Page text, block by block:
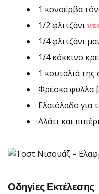
1 κονσέρβα
1/2 φλιτζάνι
1/4 φλιτζάνι
1/4 κόκκινο
1 κουταλιά
Φρέσκα φύλλα
Ελαιόλαδο για
Αλάτι και
Οδηγίες Εκτέλεσης